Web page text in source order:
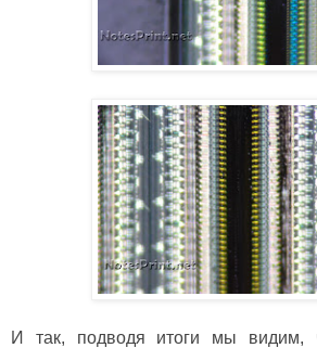
И так, подводя итоги мы видим,